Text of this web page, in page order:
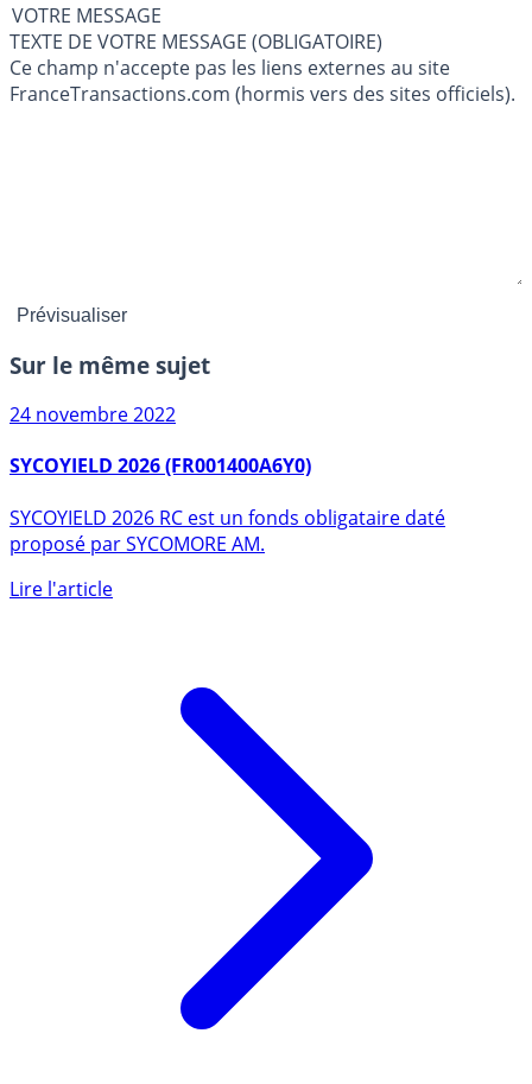
VOTRE MESSAGE
TEXTE DE VOTRE MESSAGE (OBLIGATOIRE)
Ce champ n'accepte pas les liens externes au site
FranceTransactions.com (hormis vers des sites officiels).
Sur le même sujet
24 novembre 2022
SYCOYIELD 2026 (FR001400A6Y0)
proposé par SYCOMORE AM.